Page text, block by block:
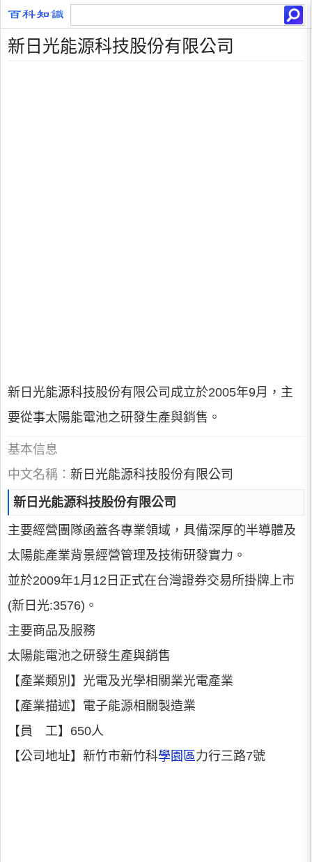
新日光能源科技股份有限公司
新日光能源科技股份有限公司成立於2005年9月，主
要從事太陽能電池之研發生產與銷售。
基本信息
中文名稱： 新日光能源科技股份有限公司
新日光能源科技股份有限公司
主要經營團隊函蓋各專業領域，具備深厚的半導體及
太陽能產業背景經營管理及技術研發實力。
並於2009年1月12日正式在台灣證券交易所掛牌上市
(新日光:3576)。
主要商品及服務
太陽能電池之研發生產與銷售
【產業類別】光電及光學相關業光電產業
【產業描述】電子能源相關製造業
【員 工】650人
【公司地址】新竹市新竹科學園區力行三路7號